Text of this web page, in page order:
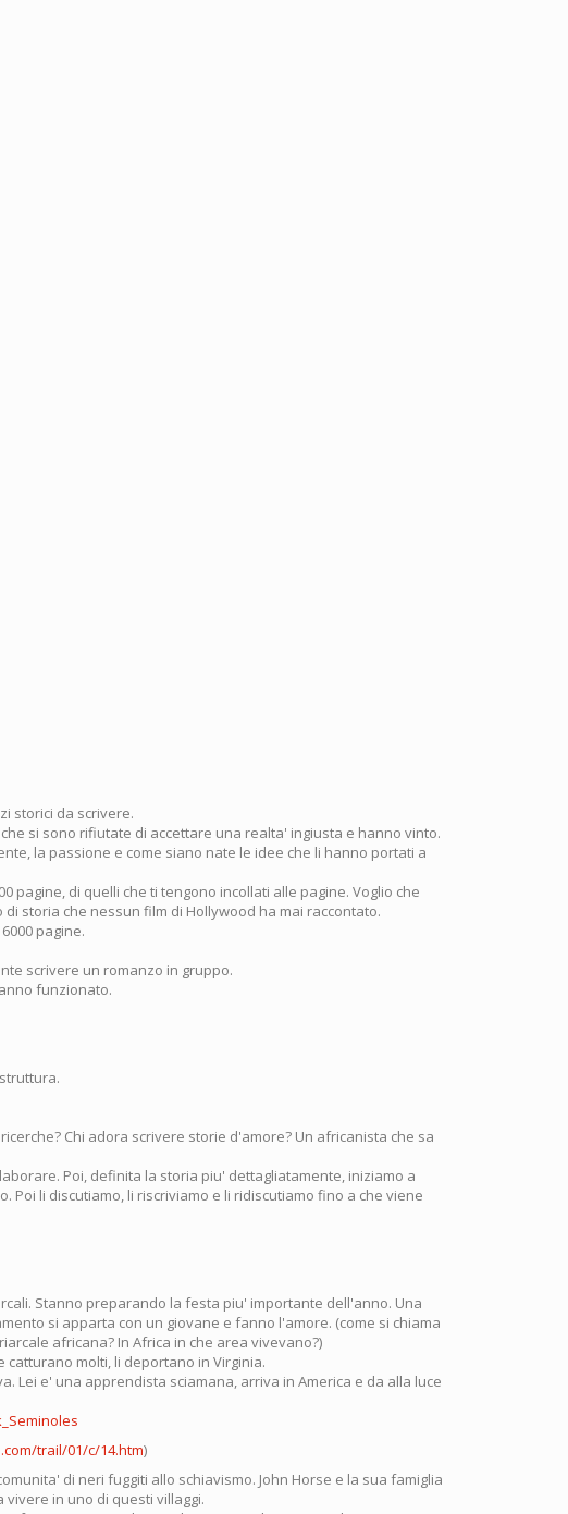
storici da scrivere.
si sono rifiutate di accettare una realta' ingiusta e hanno vinto.
la passione e come siano nate le idee che li hanno portati a
pagine, di quelli che ti tengono incollati alle pagine. Voglio che
storia che nessun film di Hollywood ha mai raccontato.
pagine.
scrivere un romanzo in gruppo.
funzionato.
Chi adora scrivere storie d'amore? Un africanista che sa
Poi, definita la storia piu' dettagliatamente, iniziamo a
Poi li discutiamo, li riscriviamo e li ridiscutiamo fino a che viene
Stanno preparando la festa piu' importante dell'anno. Una
si apparta con un giovane e fanno l'amore. (come si chiama
africana? In Africa in che area vivevano?)
catturano molti, li deportano in Virginia.
Lei e' una apprendista sciamana, arriva in America e da alla luce
trail/01/c/14.htm)
di neri fuggiti allo schiavismo. John Horse e la sua famiglia
in uno di questi villaggi.